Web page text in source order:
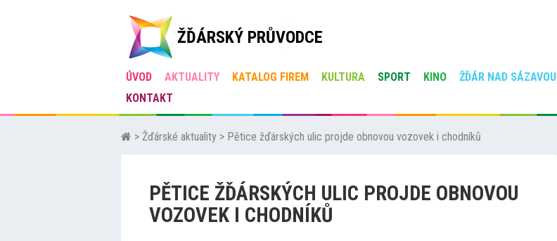
ŽĎÁRSKÝ PRŮVODCE
ÚVOD AKTUALITY KATALOG FIREM KULTURA SPORT KINO ŽĎÁR NAD SÁZAVOU
KONTAKT
> Žďárské aktuality > Pětice žďárských ulic projde obnovou vozovek i chodníků
PĚTICE ŽĎÁRSKÝCH ULIC PROJDE OBNOVOU
VOZOVEK I CHODNÍKŮ